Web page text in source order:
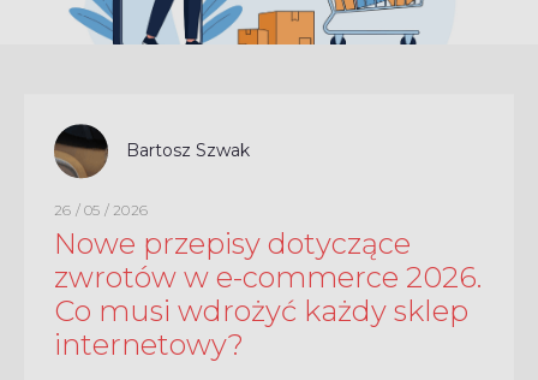
Bartosz Szwak
26 / 05 / 2026
Nowe przepisy dotyczące
zwrotów w e-commerce 2026.
Co musi wdrożyć każdy sklep
internetowy?